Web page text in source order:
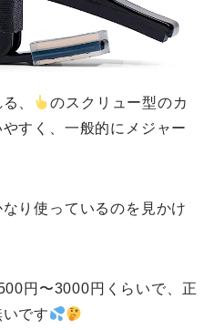
、
のスクリュー型のカ
すく、一般的にメジャー
り使っているのを見かけ
円〜3000円くらいで、正
です